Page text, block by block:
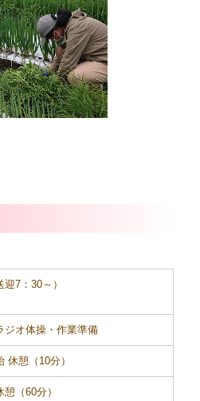
7：30～）
ジオ体操・作業準備
休憩（10分）
（60分）